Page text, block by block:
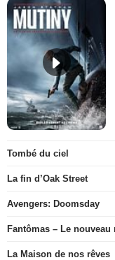
Tombé du ciel
La fin d’Oak Street
Avengers: Doomsday
Fantômas – Le nouveau
La Maison de nos rêves